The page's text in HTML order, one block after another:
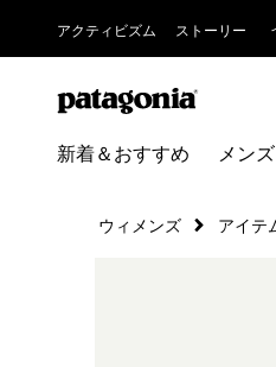
アクティビズム ストーリー
新着＆おすすめ メンズ
ウィメンズ アイテ